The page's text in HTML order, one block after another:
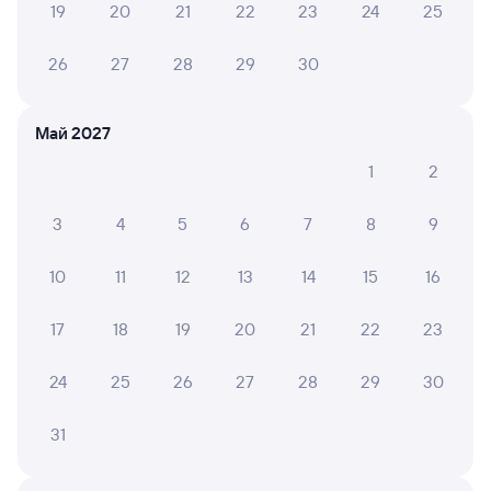
Онлайн-возврат билетов без очереди в кассу
Выбор любимых мест на схемах вагонов
Подробные ответы на вопросы о поездке или
СМС-сопровождение до посадки в поезд
Оформление без регистрации на сайте
Что нужно, чтобы сесть в поезд?
19 20 21 22 23 24 25
26 27 28 29 30
Май 2027
1
2
3 4 5 6 7 8 9
10 11 12 13 14 15 16
17 18 19 20 21 22 23
24 25 26 27 28 29 30
31